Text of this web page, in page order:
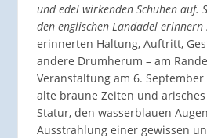
und edel wirkenden Schuhen auf.
den englischen Landadel erinnern
erinnerten Haltung, Auftritt,
andere Drumherum – am
Veranstaltung am 6.
alte braune Zeiten und
Statur, den wasserblauen
Ausstrahlung einer gewissen